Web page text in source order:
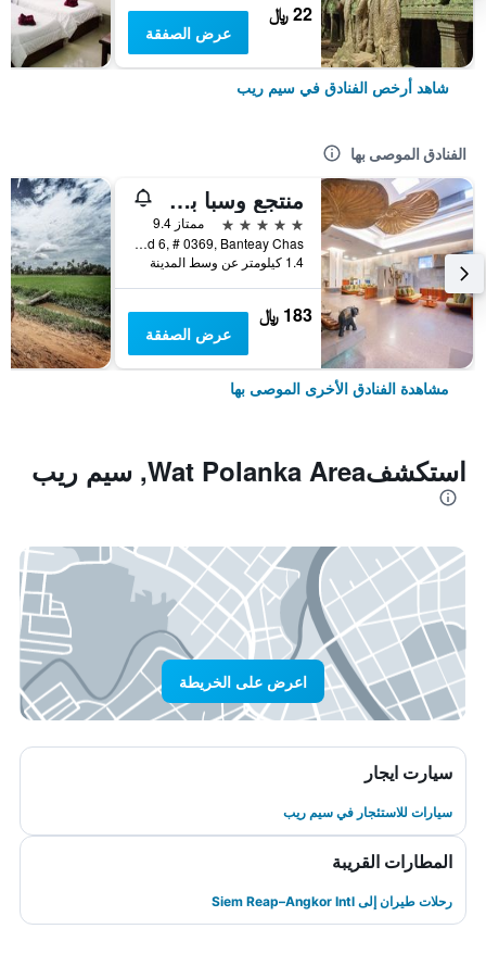
22 ﷼
عرض الصفقة
شاهد أرخص الفنادق في سيم ريب
الفنادق الموصى بها
منتجع وسبا بوراي أنغكور
5 نجوم
ممتاز 9.4
National Road 6, # 0369, Banteay Chas, سيم ريب, كمبوديا
1.4 كيلومتر عن وسط المدينة
183 ﷼
عرض الصفقة
مشاهدة الفنادق الأخرى الموصى بها
استكشفWat Polanka Area, سيم ريب
اعرض على الخريطة
سيارت ايجار
سيارات للاستئجار في سيم ريب
المطارات القريبة
رحلات طيران إلى Siem Reap–Angkor Intl